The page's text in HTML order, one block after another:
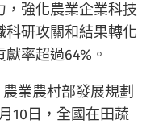
，強化農業企業科技
科研攻關和結果轉化
率超過64%。
業農村部發展規劃
10日，全國在田蔬